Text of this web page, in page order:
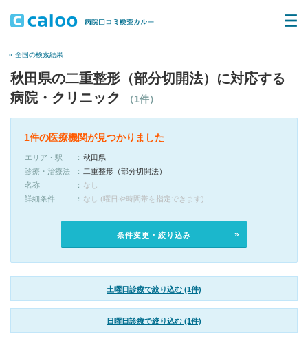
« 全国の検索結果
秋田県の二重整形（部分切開法）に対応する
病院・クリニック
（1件）
1件の医療機関が見つかりました
エリア・駅
秋田県
診療・治療法
二重整形（部分切開法）
名称
なし
詳細条件
なし (曜日や時間帯を指定できます)
条件変更・絞り込み
土曜日診療で絞り込む (1件)
日曜日診療で絞り込む (1件)